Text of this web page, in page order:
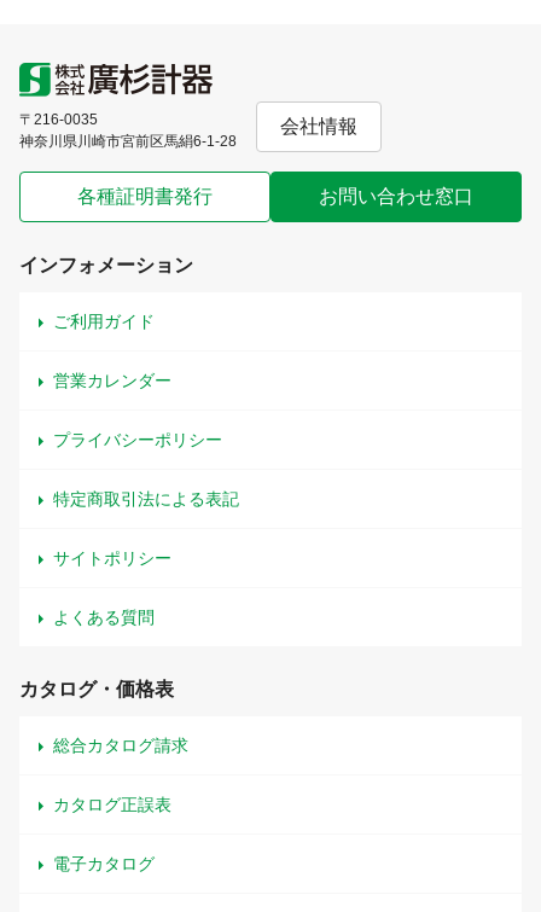
〒216-0035
神奈川県川崎市宮前区馬絹6-1-28
会社情報
各種証明書発行 お問い合わせ窓口
インフォメーション
ご利用ガイド
営業カレンダー
プライバシーポリシー
特定商取引法による表記
サイトポリシー
よくある質問
カタログ・価格表
総合カタログ請求
カタログ正誤表
電子カタログ